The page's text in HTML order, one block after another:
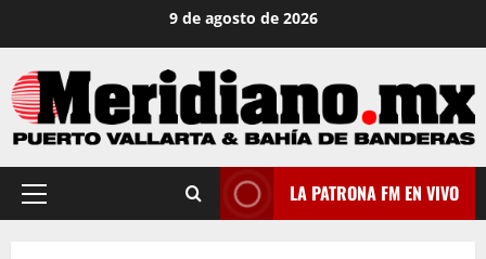
contenido
9 de agosto de 2026
Menú
LA PATRONA FM EN VIVO